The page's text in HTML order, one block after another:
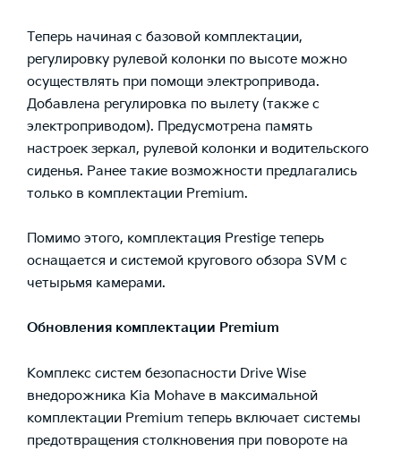
Теперь начиная с базовой комплектации,
регулировку рулевой колонки по высоте можно
осуществлять при помощи электропривода.
Добавлена регулировка по вылету (также с
электроприводом). Предусмотрена память
настроек зеркал, рулевой колонки и водительского
сиденья. Ранее такие возможности предлагались
только в комплектации Premium.
Помимо этого, комплектация Prestige теперь
оснащается и системой кругового обзора SVM c
четырьмя камерами.
Обновления комплектации Premium
Комплекс систем безопасности Drive Wise
внедорожника Kia Mohave в максимальной
комплектации Premium теперь включает системы
предотвращения столкновения при повороте на